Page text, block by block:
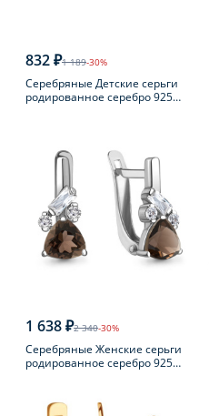
832 ₽1 189-30%
Серебряные Детские серьги
родированное серебро 925
1 638 ₽2 340-30%
Серебряные Женские серьги
родированное серебро 925